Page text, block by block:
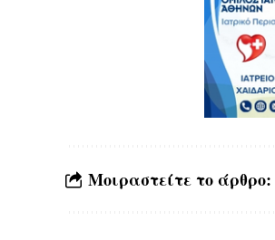
Μοιραστείτε το άρθρο: